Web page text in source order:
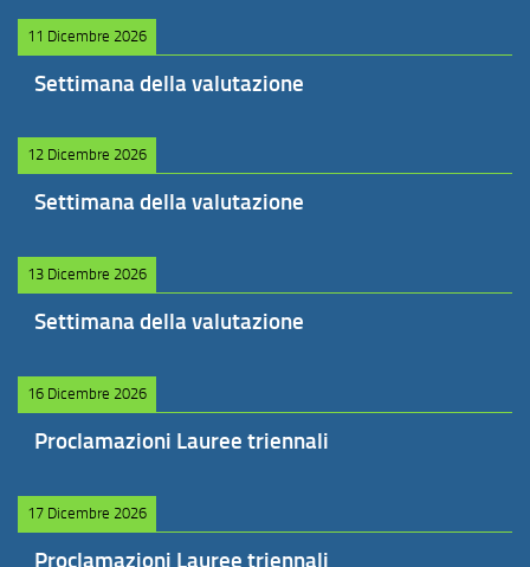
11 Dicembre 2026
Settimana della valutazione
12 Dicembre 2026
Settimana della valutazione
13 Dicembre 2026
Settimana della valutazione
16 Dicembre 2026
Proclamazioni Lauree triennali
17 Dicembre 2026
Proclamazioni Lauree triennali